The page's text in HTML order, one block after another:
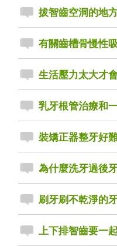
拔智齒空洞的地
有關齒槽骨慢性
生活壓力太大才
乳牙根管治療和
裝矯正器整牙好
為什麼洗牙過後
刷牙刷不乾淨的
上下排智齒要一